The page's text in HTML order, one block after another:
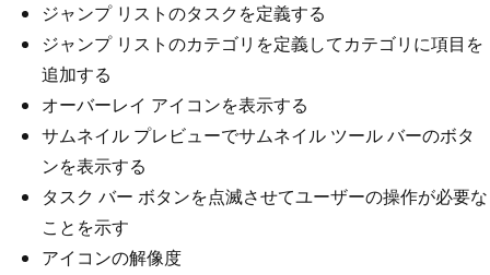
ジャンプ リストのタスクを定義する
ジャンプ リストのカテゴリを定義してカテゴリに項目を
追加する
オーバーレイ アイコンを表示する
サムネイル プレビューでサムネイル ツール バーのボタ
ンを表示する
タスク バー ボタンを点滅させてユーザーの操作が必要な
ことを示す
アイコンの解像度